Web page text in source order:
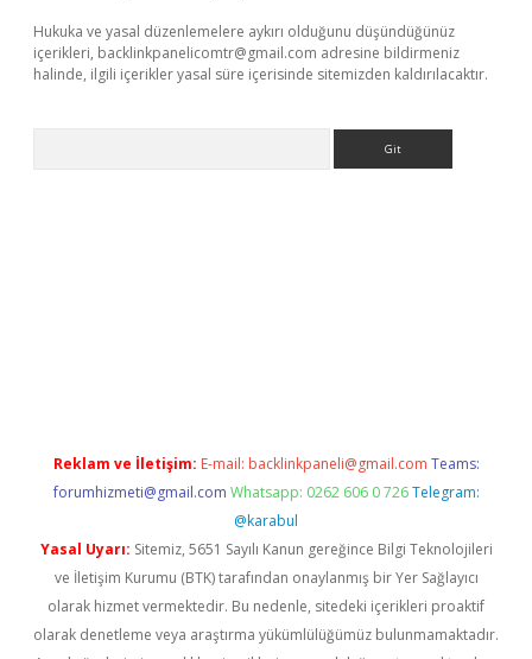
Hukuka ve yasal düzenlemelere aykırı olduğunu düşündüğünüz
içerikleri, backlinkpanelicomtr@gmail.com adresine bildirmeniz
halinde, ilgili içerikler yasal süre içerisinde sitemizden kaldırılacaktır.
Reklam ve İletişim: E-mail: backlinkpaneli@gmail.com Teams:
forumhizmeti@gmail.com Whatsapp: 0262 606 0 726 Telegram:
@karabul
Yasal Uyarı: Sitemiz, 5651 Sayılı Kanun gereğince Bilgi Teknolojileri
ve İletişim Kurumu (BTK) tarafından onaylanmış bir Yer Sağlayıcı
olarak hizmet vermektedir. Bu nedenle, sitedeki içerikleri proaktif
olarak denetleme veya araştırma yükümlülüğümüz bulunmamaktadır.